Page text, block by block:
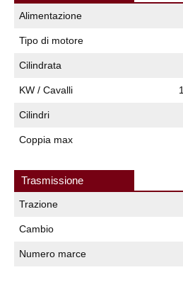
Alimentazione
Tipo di motore
Cilindrata
KW / Cavalli
Cilindri
Coppia max
Trasmissione
Trazione
Cambio
Numero marce